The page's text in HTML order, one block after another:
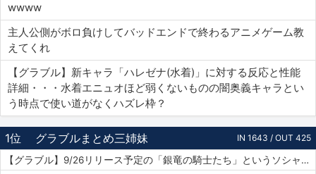
wwww
主人公側がボロ負けしてバッドエンドで終わるアニメゲーム教
えてくれ
【グラブル】新キャラ「ハレゼナ(水着)」に対する反応と性能
詳細・・・水着エニュオほど弱くないものの闇奥義キャラとい
う時点で使い道がなくハズレ枠？
1位 グラブルまとめ三姉妹 IN 1643 / OUT 425
【グラブル】9/26リリース予定の「銀竜の騎士たち」というソシャゲがグラブルの武器UIをマルパクリしている模様・・・グラブルって他のソシャゲにパクられる率高い気がするけど何故？